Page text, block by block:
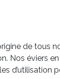
de tous
Nos éviers en
d’utilisation